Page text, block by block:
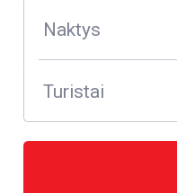
Naktys
Turistai